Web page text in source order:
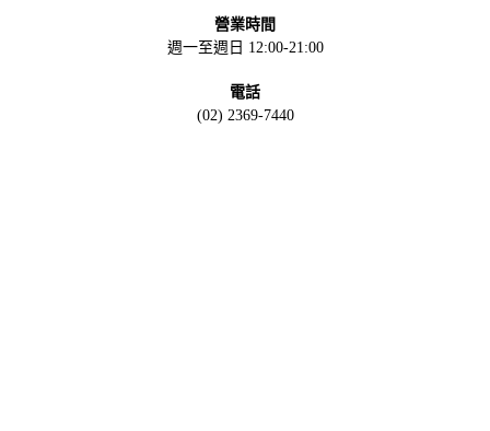
營業時間
週一至週日 12:00-21:00
電話
(02) 2369-7440